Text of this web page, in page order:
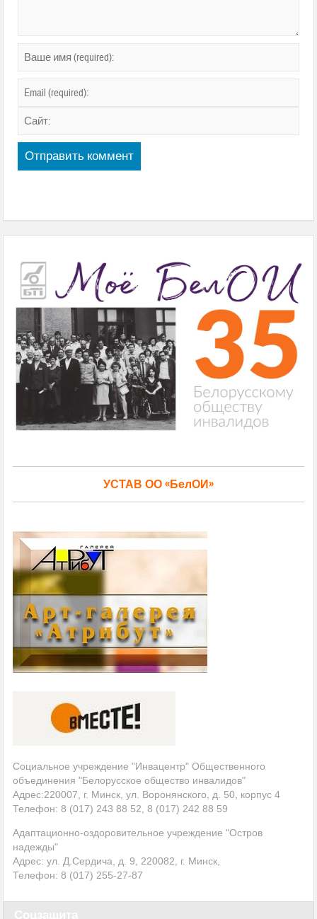
УСТАВ ОО «БелОИ»
Социальное учреждение "Инвацентр" Общественного
объединения "Белорусское общество инвалидов"
Адрес:220007, г. Минск, ул. Воронянского, д. 50, корпус 4
Телефон: 8 (017) 243 88 52, 8 (017) 242 88 59
Адаптационно-оздоровительное учреждение "Остров
надежды"
Адрес: ул. Д.Сердича, д. 9, 220082, г. Минск,
Телефон: 8 (017) 255-27-87